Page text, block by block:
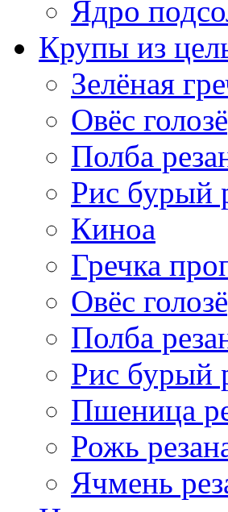
Ядро
Крупы из
Зелёная
Овёс
Полба
Рис бурый
Киноа
Гречка
Овёс
Полба
Рис бурый
Пшеница
Рожь
Ячмень